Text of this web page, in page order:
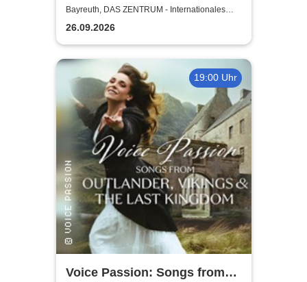
in Love, Blanket Hill,
Necklock, Glass Out
Bayreuth, DAS ZENTRUM - Internationales
Jugendkulturzentrum Bayreuth
26.09.2026
19:00 Uhr
Voice Passion: Songs from